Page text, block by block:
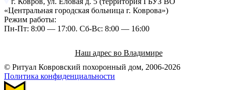
«Центральная городская больница г. Коврова»)
Режим работы:
Пн-Пт: 8:00 — 17:00. Cб-Вс: 8:00 — 16:00
Наш адрес во Владимире
© Ритуал Ковровский похоронный дом, 2006-2026
Политика конфиденциальности